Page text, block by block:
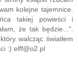
kolejne tajemnice.
takiej powieści i
że tak będzie...".
walcząc światłem
:) elff@o2.pl